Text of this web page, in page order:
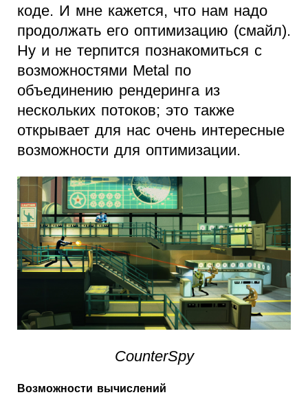
коде. И мне кажется, что нам надо
продолжать его оптимизацию (смайл).
Ну и не терпится познакомиться с
возможностями Metal по
объединению рендеринга из
нескольких потоков; это также
открывает для нас очень интересные
возможности для оптимизации.
CounterSpy
Возможности вычислений